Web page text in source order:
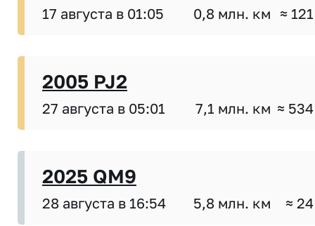
17 августа в 01:05 0,8 млн. км ≈
2005 PJ2
27 августа в 05:01 7,1 млн. км ≈
2025 QM9
28 августа в 16:54 5,8 млн. км ≈